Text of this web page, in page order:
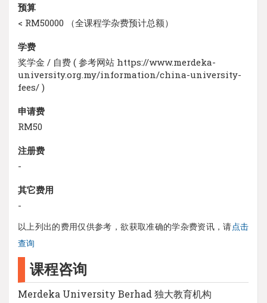
预算
< RM50000 （全课程学杂费预计总额）
学费
奖学金 / 自费 ( 参考网站 https://www.merdeka-
university.org.my/information/china-university-
fees/ )
申请费
RM50
注册费
-
其它费用
-
以上列出的费用仅供参考，欲获取准确的学杂费资讯，请点击
查询
课程咨询
Merdeka University Berhad 独大教育机构